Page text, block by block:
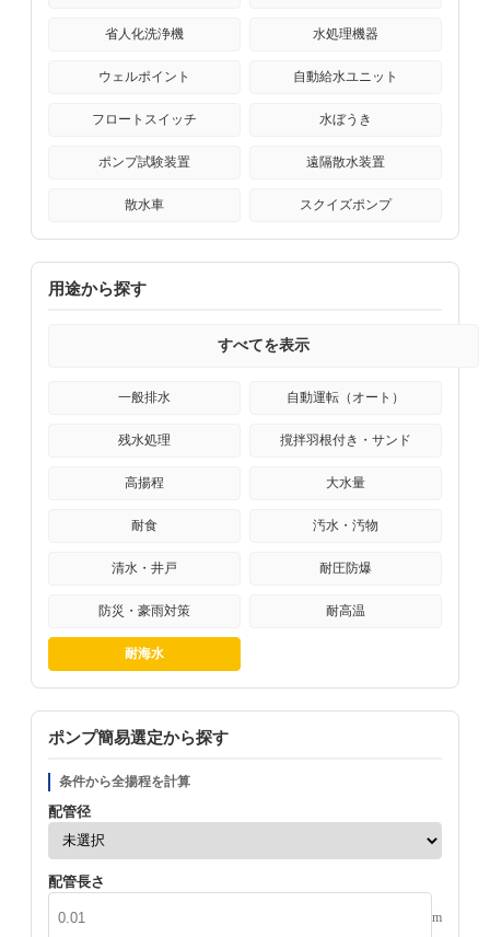
省人化洗浄機 水処理機器
ウェルポイント 自動給水ユニット
フロートスイッチ 水ぼうき
ポンプ試験装置 遠隔散水装置
散水車 スクイズポンプ
用途から探す
すべてを表示
一般排水 自動運転（オート）
残水処理 撹拌羽根付き・サンド
高揚程 大水量
耐食 汚水・汚物
清水・井戸 耐圧防爆
防災・豪雨対策 耐高温
耐海水
ポンプ簡易選定から探す
条件から全揚程を計算
配管径
配管長さ
m